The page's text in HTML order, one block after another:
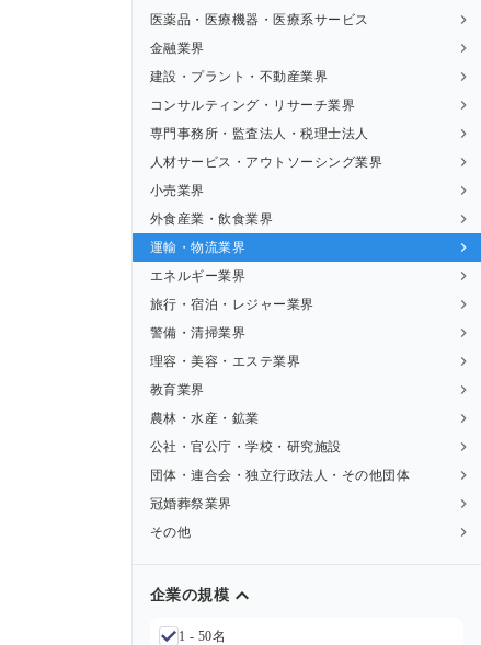
医薬品・医療機器・医療系サービス
金融業界
建設・プラント・不動産業界
コンサルティング・リサーチ業界
専門事務所・監査法人・税理士法人
人材サービス・アウトソーシング業界
小売業界
外食産業・飲食業界
運輸・物流業界
エネルギー業界
旅行・宿泊・レジャー業界
警備・清掃業界
理容・美容・エステ業界
教育業界
農林・水産・鉱業
公社・官公庁・学校・研究施設
団体・連合会・独立行政法人・その他団体
冠婚葬祭業界
その他
企業の規模
1 - 50名